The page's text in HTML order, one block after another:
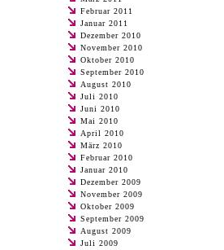
Februar 2011
Januar 2011
Dezember 2010
November 2010
Oktober 2010
September 2010
August 2010
Juli 2010
Juni 2010
Mai 2010
April 2010
März 2010
Februar 2010
Januar 2010
Dezember 2009
November 2009
Oktober 2009
September 2009
August 2009
Juli 2009